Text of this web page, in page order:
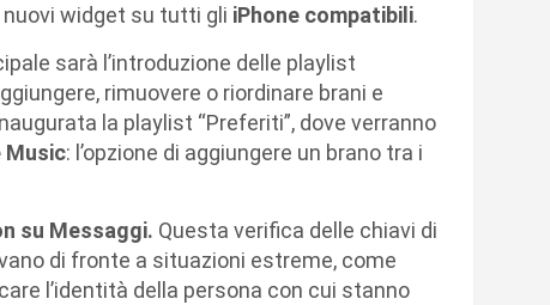
widget su tutti gli iPhone compatibili.
sarà l’introduzione delle playlist
rimuovere o riordinare brani e
la playlist “Preferiti”, dove verranno
Music: l’opzione di aggiungere un brano tra i
su Messaggi. Questa verifica delle chiavi di
di fronte a situazioni estreme, come
l’identità della persona con cui stanno